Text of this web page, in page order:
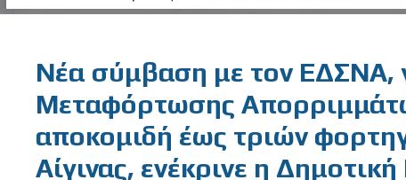
Νέα σύμβαση με τον ΕΔΣΝΑ,
Μεταφόρτωσης
αποκομιδή έως τριών
Αίγινας, ενέκρινε η